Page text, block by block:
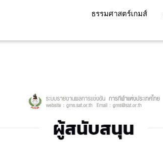
ธรรมศาสตร์เกมส์